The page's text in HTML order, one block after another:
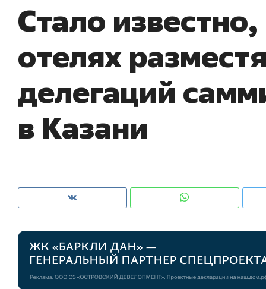
Стало
отелях
делегаций
в Казани
правил, бизнес может
потерять минимум
Как бизнесу выйти на зарубежные
рынки, почему надо знать аксакалов и
чем интересен Оман?